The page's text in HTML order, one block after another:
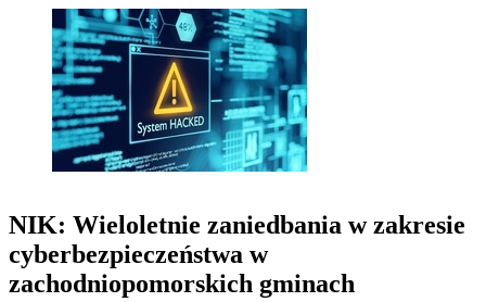
NIK: Wieloletnie zaniedbania w zakresie
cyberbezpieczeństwa w
zachodniopomorskich gminach